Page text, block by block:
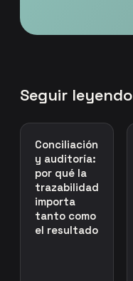
Seguir leyendo
Conciliación
y auditoría:
por qué la
trazabilidad
importa
tanto como
el resultado